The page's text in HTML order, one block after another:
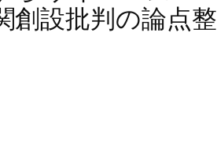
設批判の論点整